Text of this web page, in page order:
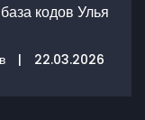
кодов Улья
| 22.03.2026